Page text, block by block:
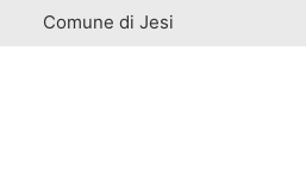
Comune di Jesi